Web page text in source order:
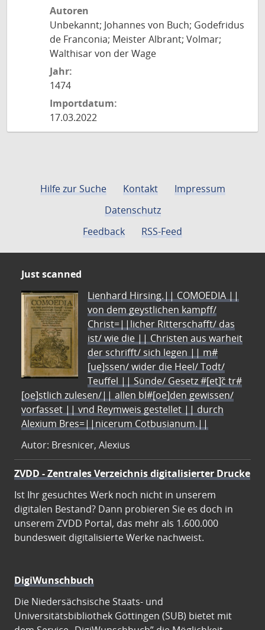
Autoren
Unbekannt; Johannes von Buch; Godefridus
de Franconia; Meister Albrant; Volmar;
Walthisar von der Wage
Jahr:
1474
Importdatum:
17.03.2022
Hilfe zur Suche Kontakt
Impressum
Datenschutz
Feedback
RSS-Feed
Just scanned
Lienhard Hirsing.|| COMOEDIA ||
von dem geystlichen kampff/
Christ=||licher Ritterschafft/ das
ist/ wie die || Christen aus warheit
der schrifft/ sich legen || m#
[ue]ssen/ wider die Heel/ Todt/
Teuffel || Sünde/ Gesetz #[et]c̃ tr#
[oe]stlich zulesen/|| allen bl#[oe]den gewissen/
vorfasset || vnd Reymweis gestellet || durch
Alexium Bres=||nicerum Cotbusianum.||
Autor: Bresnicer, Alexius
ZVDD - Zentrales Verzeichnis digitalisierter Drucke
Ist Ihr gesuchtes Werk noch nicht in unserem
digitalen Bestand? Dann probieren Sie es doch in
unserem ZVDD Portal, das mehr als 1.600.000
bundesweit digitalisierte Werke nachweist.
DigiWunschbuch
Die Niedersächsische Staats- und
Universitätsbibliothek Göttingen (SUB) bietet mit